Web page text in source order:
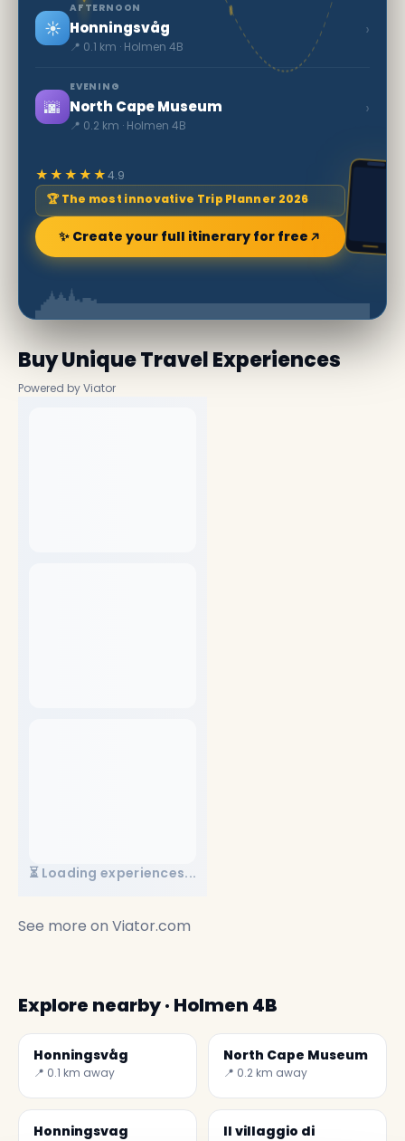
☀️
AFTERNOON
Honningsvåg
📍 0.1 km · Holmen 4B
›
🌆
EVENING
North Cape Museum
📍 0.2 km · Holmen 4B
›
★★★★★4.9
🏆 The most innovative Trip Planner 2026
✨ Create your full itinerary for free
Buy Unique Travel Experiences
Powered by Viator
⏳ Loading experiences...
See more on Viator.com
Explore nearby · Holmen 4B
Honningsvåg
📍 0.1 km away
North Cape Museum
📍 0.2 km away
Honningsvag
Il villaggio di